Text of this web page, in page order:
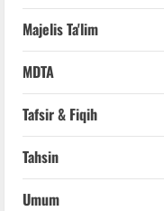
Majelis Ta'lim
MDTA
Tafsir & Fiqih
Tahsin
Umum